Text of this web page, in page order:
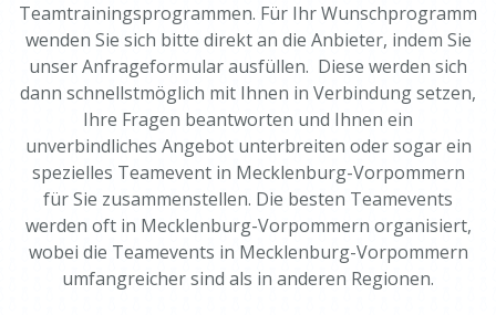
Teamtrainingsprogrammen. Für Ihr Wunschprogramm
wenden Sie sich bitte direkt an die Anbieter, indem Sie
unser Anfrageformular ausfüllen. Diese werden sich
dann schnellstmöglich mit Ihnen in Verbindung setzen,
Ihre Fragen beantworten und Ihnen ein
unverbindliches Angebot unterbreiten oder sogar ein
spezielles Teamevent in Mecklenburg-Vorpommern
für Sie zusammenstellen. Die besten Teamevents
werden oft in Mecklenburg-Vorpommern organisiert,
wobei die Teamevents in Mecklenburg-Vorpommern
umfangreicher sind als in anderen Regionen.